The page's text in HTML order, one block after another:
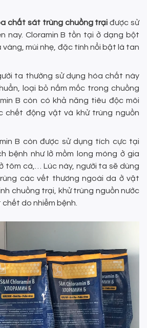
chất sát trùng chuồng trại được sử
nay. Cloramin B tồn tại ở dạng bột
mùi nhẹ, đặc tính nổi bật là tan
ta thường sử dụng hóa chất này
loại bỏ nấm mốc trong chuồng
B còn có khả năng tiêu độc môi
chết động vật và khử trùng nguồn
B còn được sử dụng tích cực tại
bệnh như lở mồm long móng ở gia
tôm cá,… Lúc này, người ta sẽ dùng
các vết thương ngoài da ở vật
chuồng trại, khử trùng nguồn nước
do nhiễm bệnh.